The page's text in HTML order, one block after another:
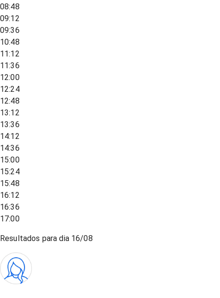
08:48
09:12
09:36
10:48
11:12
11:36
12:00
12:24
12:48
13:12
13:36
14:12
14:36
15:00
15:24
15:48
16:12
16:36
17:00
Resultados para dia 16/08